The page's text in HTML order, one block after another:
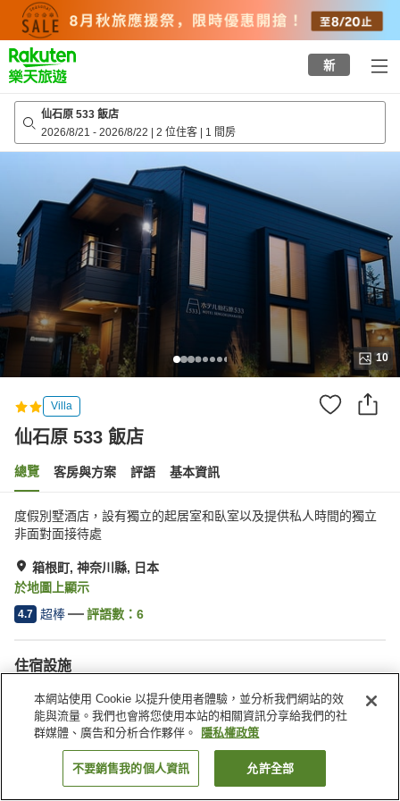
top
page
新
仙石原 533 飯店
2026/8/21 - 2026/8/22 | 2 位住客 | 1 間房
10
Villa
仙石原 533 飯店
總覽 客房與方案 評語 基本資訊
度假別墅酒店，設有獨立的起居室和臥室以及提供私人時間的獨立
非面對面接待處
箱根町, 神奈川縣, 日本
於地圖上顯示
4.7 超棒 評語數： 6
住宿設施
停車場 共用廚房
首頁 日本 神奈川縣 箱根町 仙石原 533 飯店
找客房
本網站使用 Cookie 以提升使用者體驗，並分析我們網站的效
能與流量。我們也會將您使用本站的相關資訊分享給我們的社
群媒體、廣告和分析合作夥伴。
隱私權政策
不要銷售我的個人資訊 允許全部